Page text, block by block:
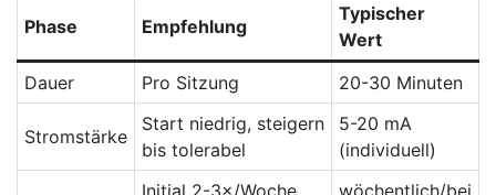
Phase Empfehlung
Typischer
Wert
Dauer
Pro Sitzung 20-30 Minuten
Stromstärke
Start niedrig, steigern
bis tolerabel
5-20 ​mA
(individuell)
Initial 2-3×/Woche, wöchentlich/bei